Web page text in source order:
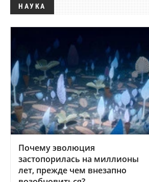
НАУКА
Почему эволюция
застопорилась на миллионы
лет, прежде чем внезапно